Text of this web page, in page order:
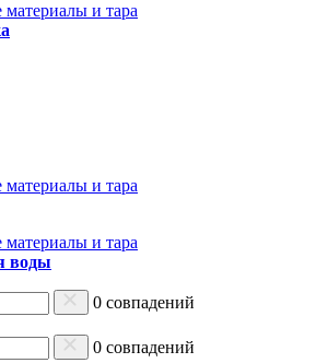
и тара
и тара
и тара
воды
0 совпадений
0 совпадений